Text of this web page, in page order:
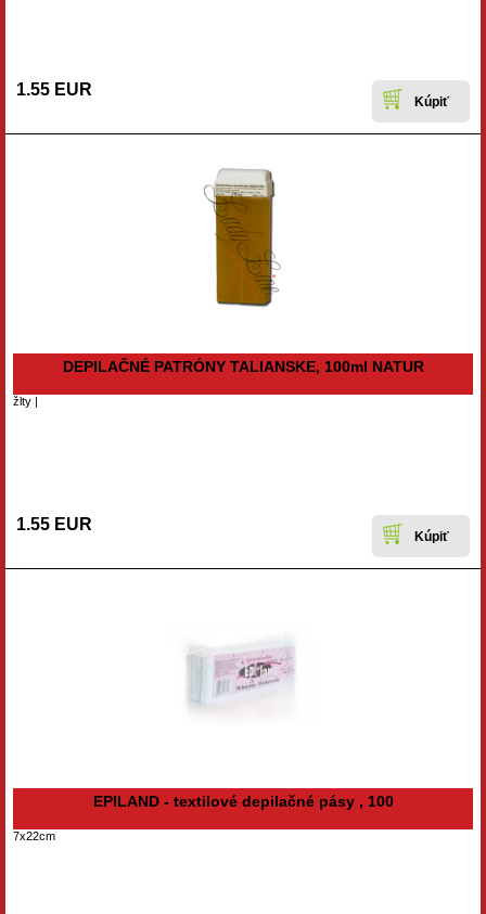
1.55 EUR
DEPILAČNÉ PATRÓNY TALIANSKE, 100ml NATUR
žlty |
1.55 EUR
EPILAND - textilové depilačné pásy , 100
7x22cm